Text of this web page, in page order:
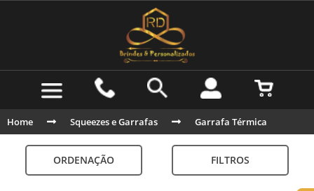
Home Squeezes e Garrafas Garrafa Térmica
ORDENAÇÃO FILTROS